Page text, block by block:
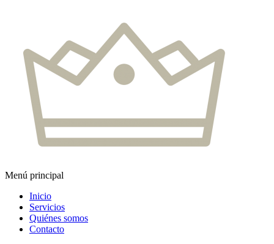
Menú principal
Inicio
Servicios
Quiénes somos
Contacto